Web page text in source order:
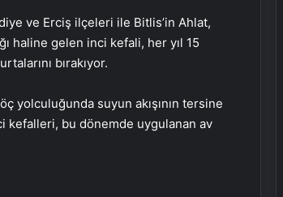
ve Erciş ilçeleri ile Bitlis’in Ahlat,
haline gelen inci kefali, her yıl 15
bırakıyor.
yolculuğunda suyun akışının tersine
kefalleri, bu dönemde uygulanan av